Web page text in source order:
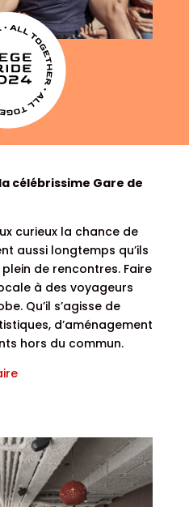
célébrissime Gare de
curieux la chance de
aussi longtemps qu’ils
de rencontres. Faire
à des voyageurs
Qu’il s’agisse de
d’aménagement
hors du commun.